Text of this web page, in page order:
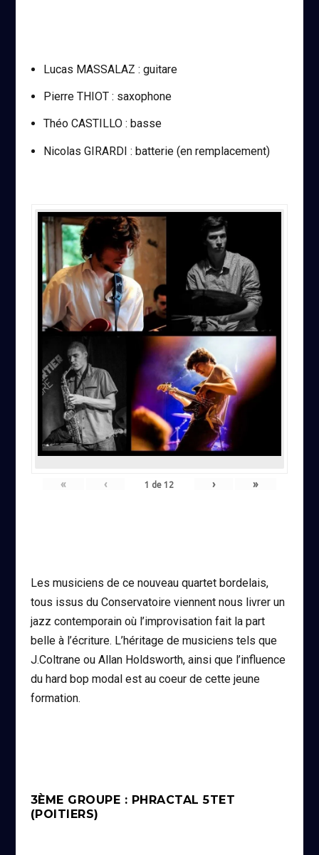
Lucas MASSALAZ : guitare
Pierre THIOT : saxophone
Théo CASTILLO : basse
Nicolas GIRARDI : batterie (en remplacement)
« ‹ 1 de12 › »
Les musiciens de ce nouveau quartet bordelais,
tous issus du Conservatoire viennent nous livrer un
jazz contemporain où l’improvisation fait la part
belle à l’écriture. L’héritage de musiciens tels que
J.Coltrane ou Allan Holdsworth, ainsi que l’influence
du hard bop modal est au coeur de cette jeune
formation.
3ÈME GROUPE : PHRACTAL 5TET
(POITIERS)